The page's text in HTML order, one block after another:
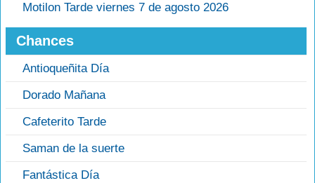
Motilon Tarde viernes 7 de agosto 2026
Chances
Antioqueñita Día
Dorado Mañana
Cafeterito Tarde
Saman de la suerte
Fantástica Día